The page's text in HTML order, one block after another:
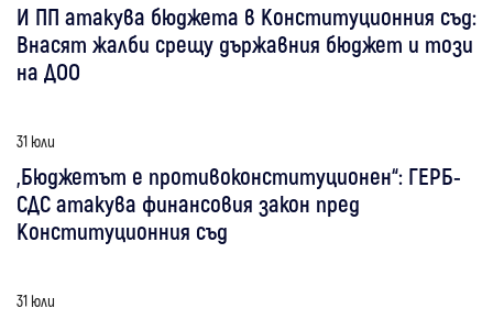
И ПП атакува бюджета в Конституционния съд:
Внасят жалби срещу държавния бюджет и този
на ДОО
31 юли
„Бюджетът е противоконституционен“: ГЕРБ-
СДС атакува финансовия закон пред
Конституционния съд
31 юли